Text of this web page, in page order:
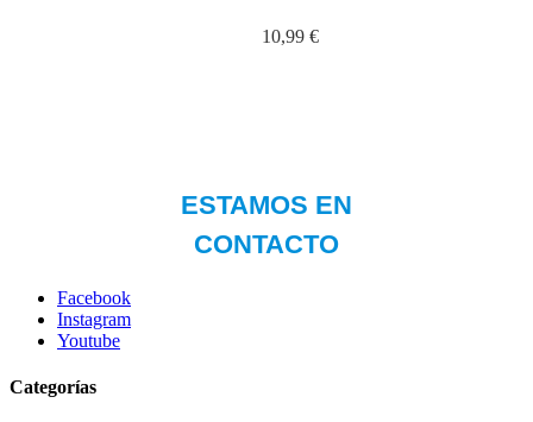
10,99 €
Facebook
Instagram
Youtube
Categorías